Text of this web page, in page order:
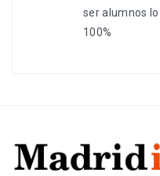
ser alumnos
100%